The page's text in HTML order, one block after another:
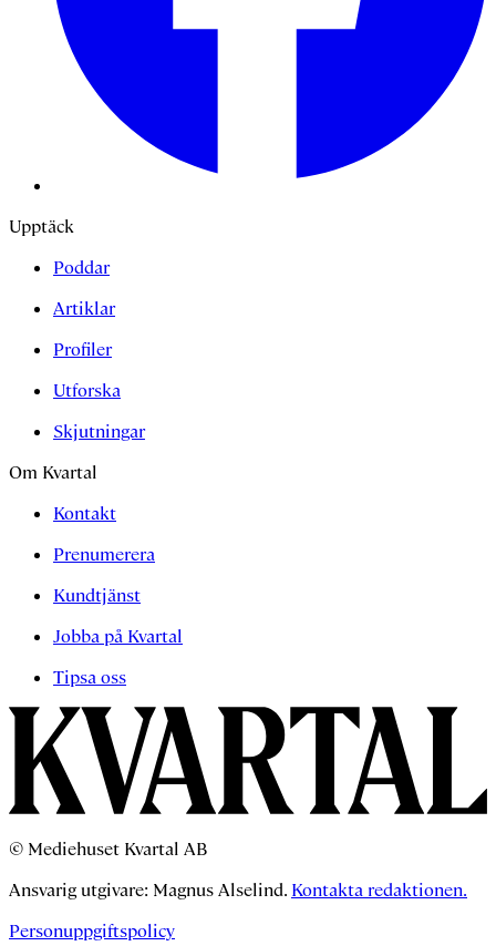
Upptäck
Poddar
Artiklar
Profiler
Utforska
Skjutningar
Om Kvartal
Kontakt
Prenumerera
Kundtjänst
Jobba på Kvartal
Tipsa oss
© Mediehuset Kvartal AB
Ansvarig utgivare: Magnus Alselind. Kontakta redaktionen.
Personuppgiftspolicy